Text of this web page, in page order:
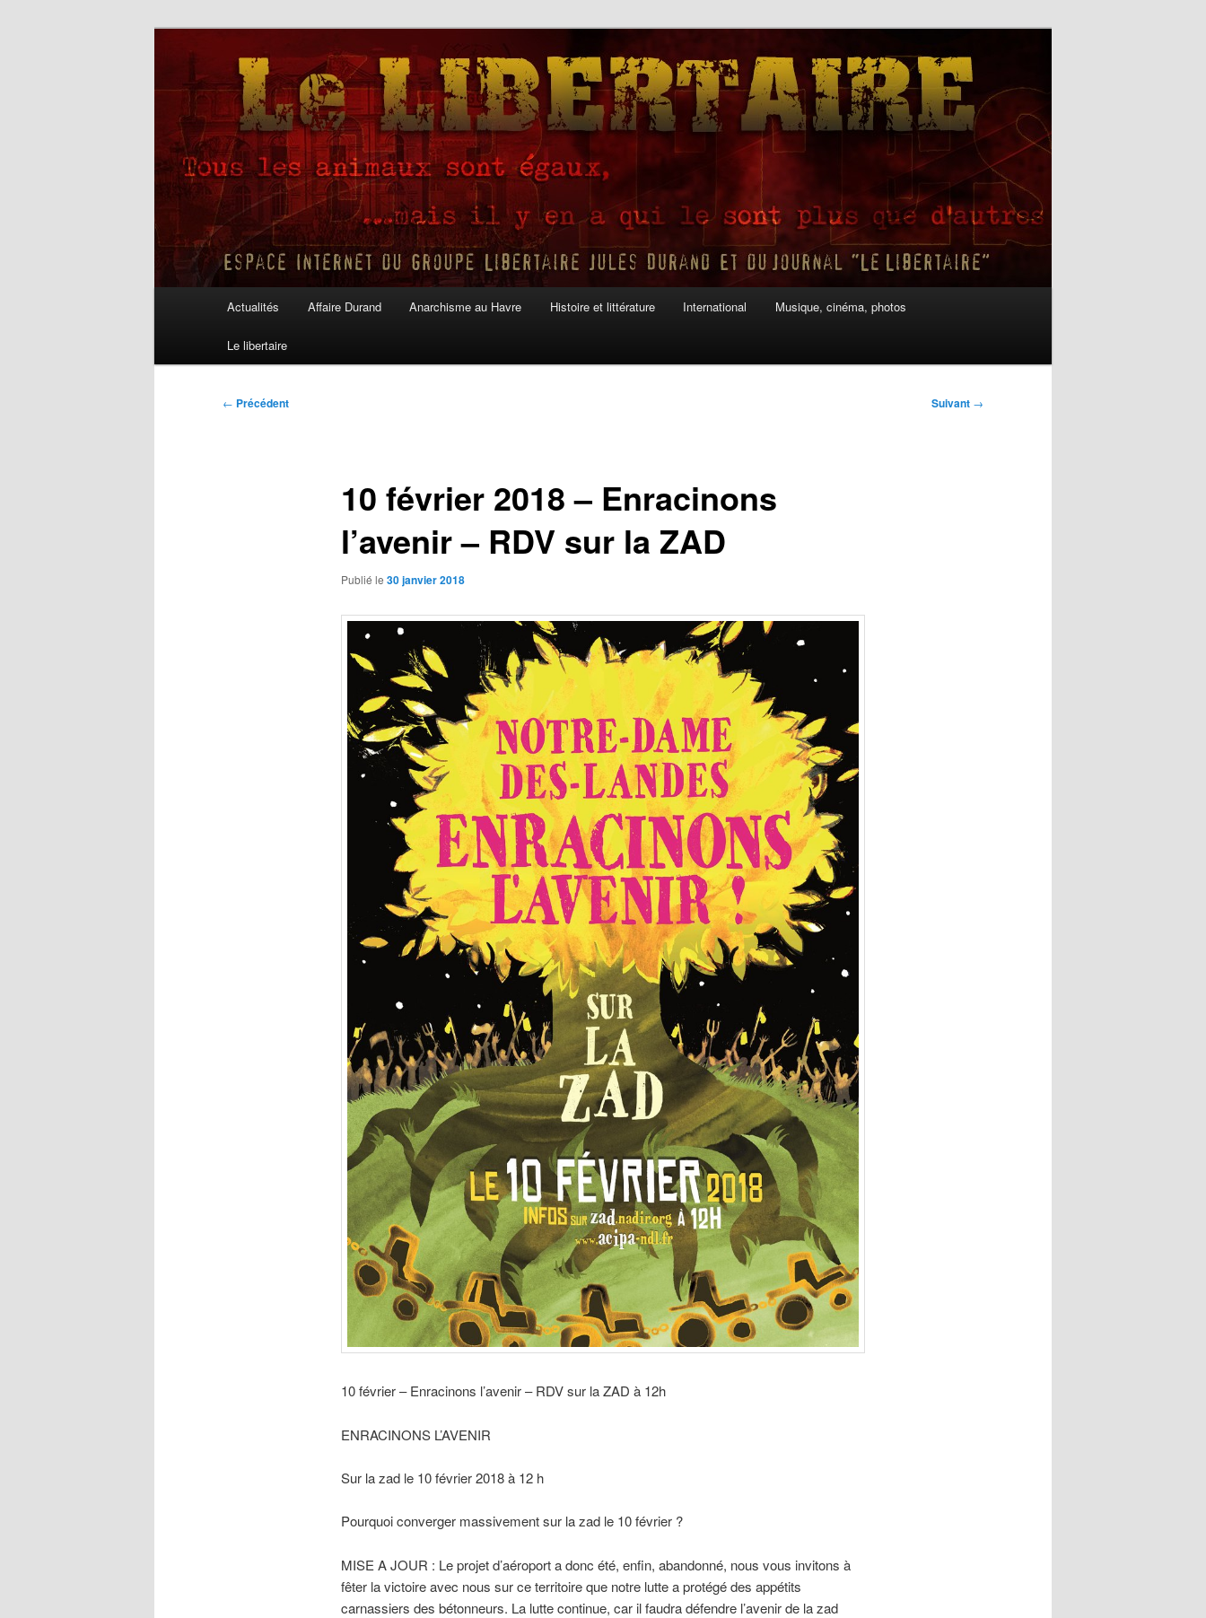
Le Libertaire
Actualités Affaire Durand Anarchisme au Havre Histoire et littérature International Musique, cinéma, photos
Le libertaire
Navigation
← Précédent Suivant →
10 février 2018 – Enracinons
l’avenir – RDV sur la ZAD
Publié le 30 janvier 2018
10 février – Enracinons l’avenir – RDV sur la ZAD à 12h
ENRACINONS L’AVENIR
Sur la zad le 10 février 2018 à 12 h
Pourquoi converger massivement sur la zad le 10 février ?
MISE A JOUR : Le projet d’aéroport a donc été, enfin, abandonné, nous vous invitons à
fêter la victoire avec nous sur ce territoire que notre lutte a protégé des appétits
carnassiers des bétonneurs. La lutte continue, car il faudra défendre l’avenir de la zad